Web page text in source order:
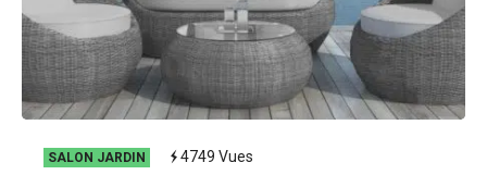
SALON JARDIN 4749 Vues